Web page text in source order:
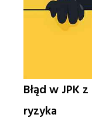
Błąd w JPK
ryzyka